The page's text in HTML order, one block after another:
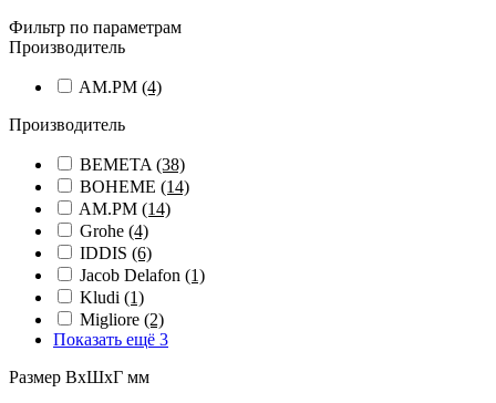
Фильтр по параметрам
Производитель
AM.PM (4)
Производитель
BEMETA (38)
BOHEME (14)
AM.PM (14)
Grohe (4)
IDDIS (6)
Jacob Delafon (1)
Kludi (1)
Migliore (2)
Показать ещё 3
Размер ВхШхГ мм